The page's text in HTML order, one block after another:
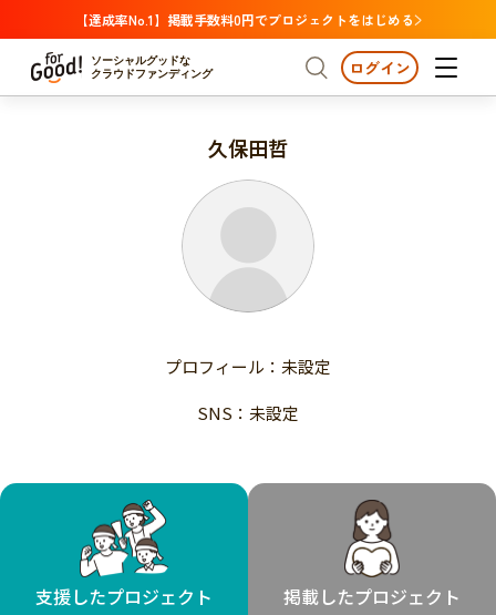
【達成率No.1】掲載手数料0円でプロジェクトをはじめる
ソーシャルグッドな
クラウドファンディング
プロジェクトからさがす 注目
支援金額が多い
支援人数が多い
終了日が近い
国際協力
子ども・教育
フード・農業
文化
環境・エシカル
人権・マイノリティ
社会貢献
支援金額が多い
終了日が近い
カテゴリーからさがす
医療・福祉
子ども・教育
人権・マイノリティ
北海道 青森 岩手 宮城
秋田
福島
茨城 栃木 群馬
千葉
ログイン
久保田哲
プロフィール：未設定
SNS：未設定
支援したプロジェクト 掲載したプロジェクト